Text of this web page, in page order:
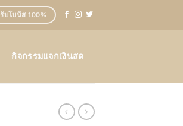
รับโบนัส 100%
กิจกรรมแจกเงินสด